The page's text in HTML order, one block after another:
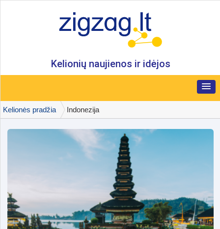
Kelionių naujienos ir idėjos
Kelionės pradžia Indonezija